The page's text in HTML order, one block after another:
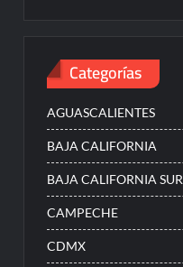
Categorías
AGUASCALIENTES
BAJA CALIFORNIA
BAJA CALIFORNIA SUR
CAMPECHE
CDMX